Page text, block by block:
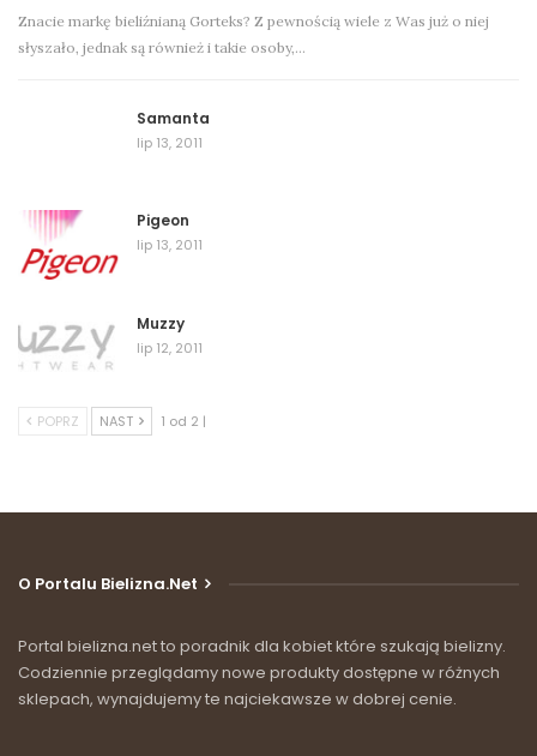
Znacie markę bieliźnianą Gorteks? Z pewnością wiele z Was już o niej
słyszało, jednak są również i takie osoby,…
Samanta
lip 13, 2011
Pigeon
lip 13, 2011
Muzzy
lip 12, 2011
POPRZ NAST 1 od 2 |
O Portalu Bielizna.net
Portal bielizna.net to poradnik dla kobiet które szukają bielizny.
Codziennie przeglądamy nowe produkty dostępne w różnych
sklepach, wynajdujemy te najciekawsze w dobrej cenie.